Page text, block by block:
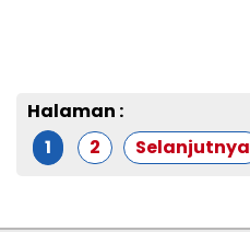
Halaman :
1
2 Selanjutnya